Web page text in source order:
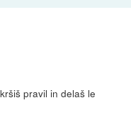
pravil in delaš le